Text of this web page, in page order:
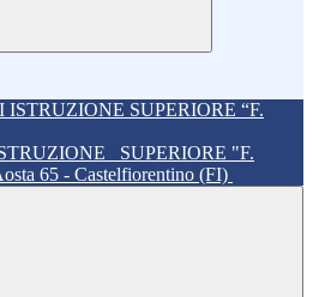
SUPERIORE "F.
65 - Castelfiorentino (FI)